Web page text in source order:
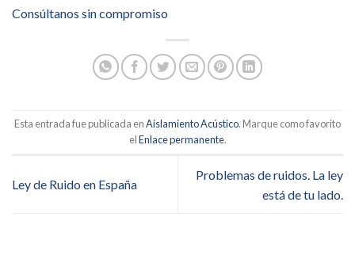
Consúltanos sin compromiso
Esta entrada fue publicada enAislamiento Acústico. Marque como favorito
elEnlace permanente.
Ley de Ruido en España
Problemas de ruidos. La ley
está de tu lado.